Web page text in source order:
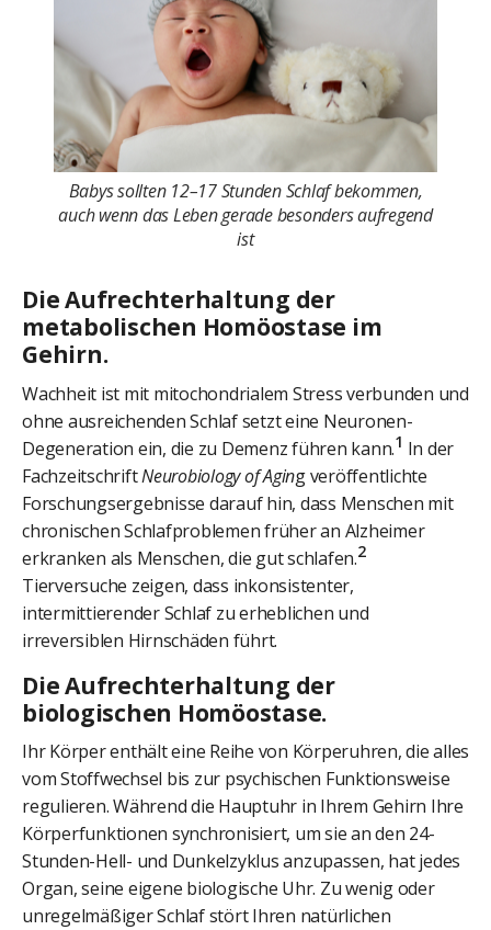
Babys sollten 12–17 Stunden Schlaf bekommen,
auch wenn das Leben gerade besonders aufregend
ist
Die Aufrechterhaltung der
metabolischen Homöostase im
Gehirn.
Wachheit ist mit mitochondrialem Stress verbunden und
ohne ausreichenden Schlaf setzt eine Neuronen-
Degeneration ein, die zu Demenz führen kann.1 In der
FachzeitschriftNeurobiology of Aging veröffentlichte
Forschungsergebnisse darauf hin, dass Menschen mit
chronischen Schlafproblemen früher an Alzheimer
erkranken als Menschen, die gut schlafen.2
Tierversuche zeigen, dass inkonsistenter,
intermittierender Schlaf zu erheblichen und
irreversiblen Hirnschäden führt.
Die Aufrechterhaltung der
biologischen Homöostase.
Ihr Körper enthält eine Reihe von Körperuhren, die alles
vom Stoffwechsel bis zur psychischen Funktionsweise
regulieren. Während die Hauptuhr in Ihrem Gehirn Ihre
Körperfunktionen synchronisiert, um sie an den 24-
Stunden-Hell- und Dunkelzyklus anzupassen, hat jedes
Organ, seine eigene biologische Uhr. Zu wenig oder
unregelmäßiger Schlaf stört Ihren natürlichen